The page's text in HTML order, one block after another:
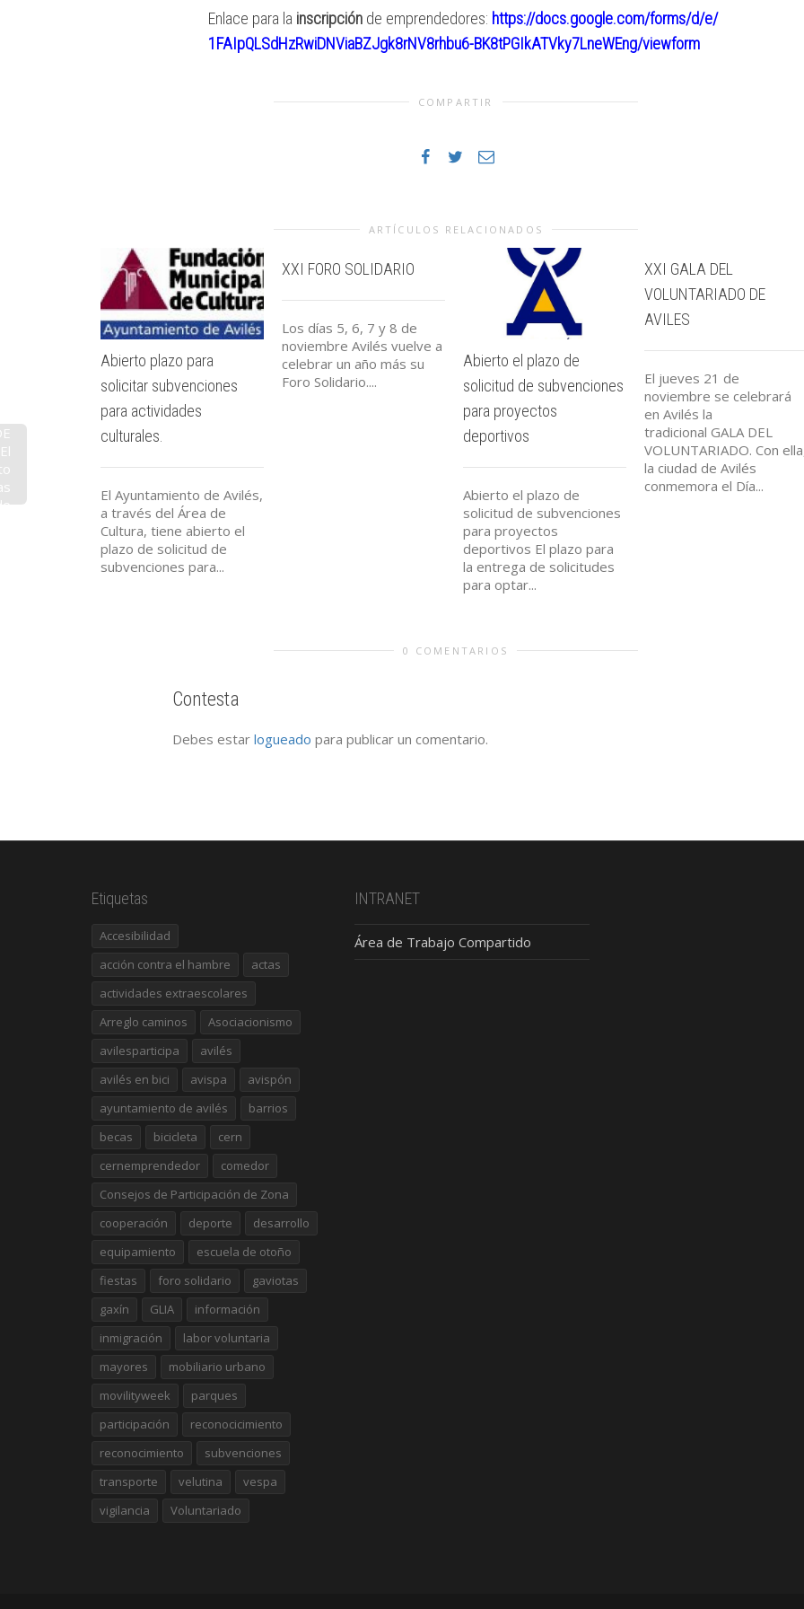
Enlace para la inscripción de emprendedores: https://docs.google.com/forms/d/e/
1FAIpQLSdHzRwiDNViaBZJgk8rNV8rhbu6-BK8tPGIkATVky7LneWEng/viewform
COMPARTIR
ARTÍCULOS RELACIONADOS
Abierto plazo para
solicitar subvenciones
para actividades
culturales.
El Ayuntamiento de Avilés,
a través del Área de
Cultura, tiene abierto el
plazo de solicitud de
subvenciones para...
XXI FORO SOLIDARIO
Los días 5, 6, 7 y 8 de
noviembre Avilés vuelve a
celebrar un año más su
Foro Solidario....
Abierto el plazo de
solicitud de subvenciones
para proyectos
deportivos
Abierto el plazo de
solicitud de subvenciones
para proyectos
deportivos El plazo para
la entrega de solicitudes
para optar...
XXI GALA DEL
VOLUNTARIADO DE
AVILES
El jueves 21 de
noviembre se celebrará
en Avilés la
tradicional GALA DEL
VOLUNTARIADO. Con
la ciudad de Avilés
conmemora el Día...
0 COMENTARIOS
Contesta
Debes estar logueado para publicar un comentario.
Etiquetas
Accesibilidad
acción contra el hambre
actas
actividades extraescolares
Arreglo caminos
Asociacionismo
avilesparticipa
avilés
avilés en bici
avispa
avispón
ayuntamiento de avilés
barrios
becas
bicicleta
cern
cernemprendedor
comedor
Consejos de Participación de Zona
cooperación
deporte
desarrollo
equipamiento
escuela de otoño
fiestas
foro solidario
gaviotas
gaxín
GLIA
información
inmigración
labor voluntaria
mayores
mobiliario urbano
movilityweek
parques
participación
reconocicimiento
reconocimiento
subvenciones
transporte
velutina
vespa
vigilancia
Voluntariado
INTRANET
Área de Trabajo Compartido